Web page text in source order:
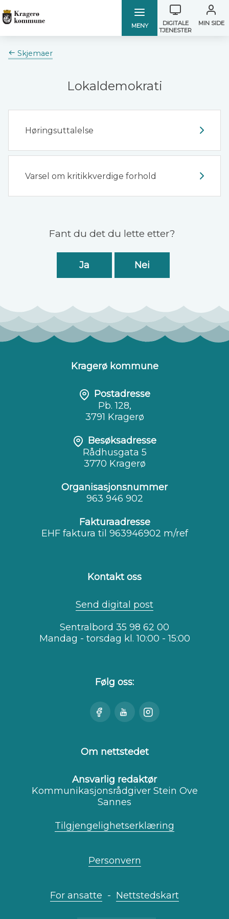
Kragerø
kommune
Kragerø
kommune
DIGITALE
TJENESTER
MIN SIDE
MENY
Du
er
Skjemaer
Lokaldemokrati
Høringsuttalelse
Varsel om kritikkverdige forhold
Fant du det du lette etter?
Ja Nei
Kragerø kommune
Postadresse
Pb. 128,
3791 Kragerø
Besøksadresse
Rådhusgata 5
3770 Kragerø
Organisasjonsnummer
963 946 902
Fakturaadresse
EHF faktura til 963946902 m/ref
Kontakt oss
Send digital post
Sentralbord 35 98 62 00
Mandag - torsdag kl. 10:00 - 15:00
Følg oss:
Besøk Se
Youtube
Besøk
Instagram
Om nettstedet
Ansvarlig redaktør
Kommunikasjonsrådgiver Stein Ove
Sannes
Tilgjengelighetserklæring
Personvern
For ansatte - Nettstedskart